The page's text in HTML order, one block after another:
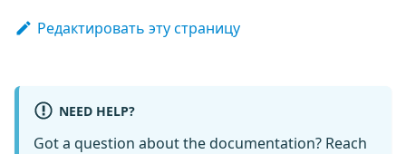
Редактировать эту страницу
NEED HELP?
Got a question about the documentation? Reach